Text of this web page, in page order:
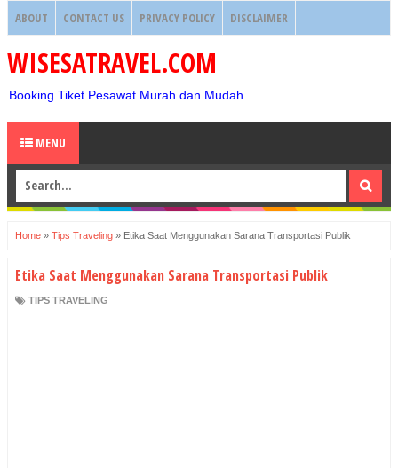
ABOUT CONTACT US PRIVACY POLICY DISCLAIMER
WISESATRAVEL.COM
Booking Tiket Pesawat Murah dan Mudah
MENU
Home » Tips Traveling » Etika Saat Menggunakan Sarana Transportasi Publik
Etika Saat Menggunakan Sarana Transportasi Publik
TIPS TRAVELING